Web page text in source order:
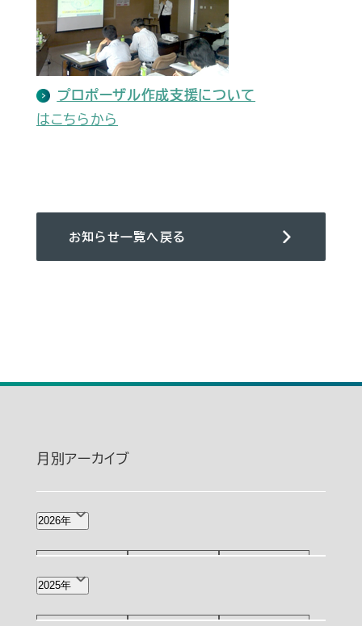
プロポーザル作成支援について
はこちらから
お知らせ一覧へ戻る
月別アーカイブ
2026年
8月(1)
2025年